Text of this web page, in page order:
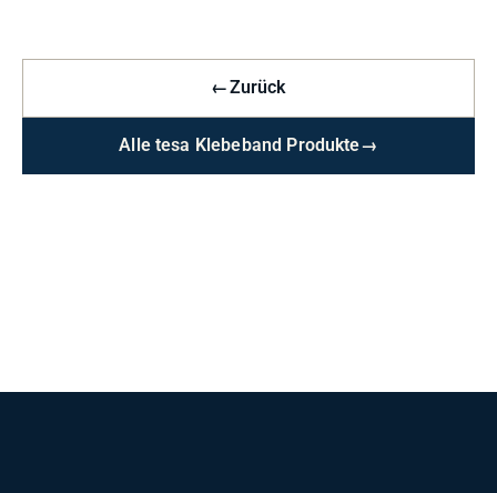
←Zurück
Alle tesa Klebeband Produkte→